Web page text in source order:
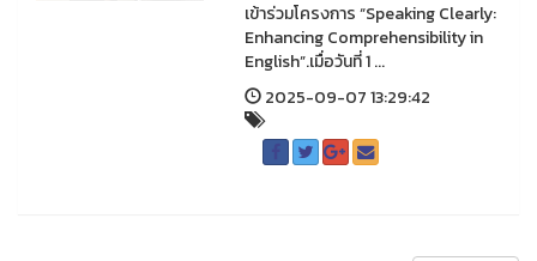
เข้าร่วมโครงการ “Speaking Clearly:
Enhancing Comprehensibility in
English”.เมื่อวันที่ 1 ...
2025-09-07 13:29:42